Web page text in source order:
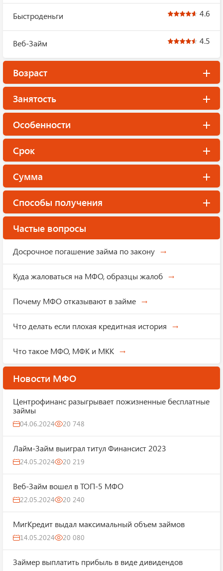
Быстроденьги 4.6
Веб-Займ 4.5
Возраст
Занятость
Особенности
Срок
Сумма
Способы получения
Частые вопросы
Досрочное погашение займа по закону
Куда жаловаться на МФО, образцы жалоб
Почему МФО отказывают в займе
Что делать если плохая кредитная история
Что такое МФО, МФК и МКК
Новости МФО
Центрофинанс разыгрывает пожизненные бесплатные
займы
04.06.2024 20 748
Лайм-Займ выиграл титул Финансист 2023
24.05.2024 20 219
Веб-Займ вошел в ТОП-5 МФО
22.05.2024 20 240
МигКредит выдал максимальный объем займов
14.05.2024 20 080
Займер выплатить прибыль в виде дивидендов